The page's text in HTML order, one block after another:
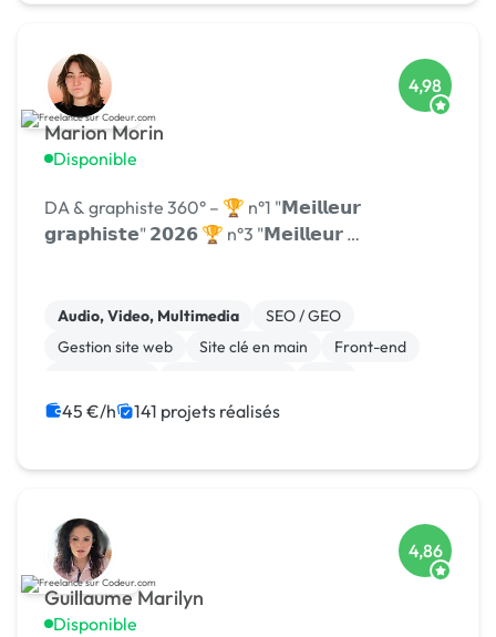
Marion Morin
Disponible
4,98
DA & graphiste 360° – 🏆 n°1 "𝗠𝗲𝗶𝗹𝗹𝗲𝘂𝗿
𝗴𝗿𝗮𝗽𝗵𝗶𝘀𝘁𝗲" 𝟮𝟬𝟮𝟲 🏆 n°3 "𝗠𝗲𝗶𝗹𝗹𝗲𝘂𝗿 …
Audio, Video, Multimedia
SEO / GEO
Gestion site web
Site clé en main
Front-end
Landing page
Migration ou refonte de site
45 €/h 141 projets réalisés
Guillaume Marilyn
Disponible
4,86